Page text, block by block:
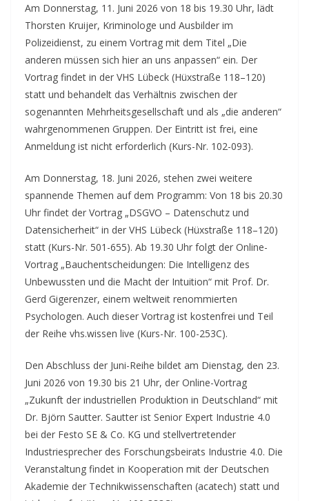
Am Donnerstag, 11. Juni 2026 von 18 bis 19.30 Uhr, lädt
Thorsten Kruijer, Kriminologe und Ausbilder im
Polizeidienst, zu einem Vortrag mit dem Titel „Die
anderen müssen sich hier an uns anpassen“ ein. Der
Vortrag findet in der VHS Lübeck (Hüxstraße 118–120)
statt und behandelt das Verhältnis zwischen der
sogenannten Mehrheitsgesellschaft und als „die anderen“
wahrgenommenen Gruppen. Der Eintritt ist frei, eine
Anmeldung ist nicht erforderlich (Kurs-Nr. 102-093).
Am Donnerstag, 18. Juni 2026, stehen zwei weitere
spannende Themen auf dem Programm: Von 18 bis 20.30
Uhr findet der Vortrag „DSGVO – Datenschutz und
Datensicherheit“ in der VHS Lübeck (Hüxstraße 118–120)
statt (Kurs-Nr. 501-655). Ab 19.30 Uhr folgt der Online-
Vortrag „Bauchentscheidungen: Die Intelligenz des
Unbewussten und die Macht der Intuition“ mit Prof. Dr.
Gerd Gigerenzer, einem weltweit renommierten
Psychologen. Auch dieser Vortrag ist kostenfrei und Teil
der Reihe vhs.wissen live (Kurs-Nr. 100-253C).
Den Abschluss der Juni-Reihe bildet am Dienstag, den 23.
Juni 2026 von 19.30 bis 21 Uhr, der Online-Vortrag
„Zukunft der industriellen Produktion in Deutschland“ mit
Dr. Björn Sautter. Sautter ist Senior Expert Industrie 4.0
bei der Festo SE & Co. KG und stellvertretender
Industriesprecher des Forschungsbeirats Industrie 4.0. Die
Veranstaltung findet in Kooperation mit der Deutschen
Akademie der Technikwissenschaften (acatech) statt und